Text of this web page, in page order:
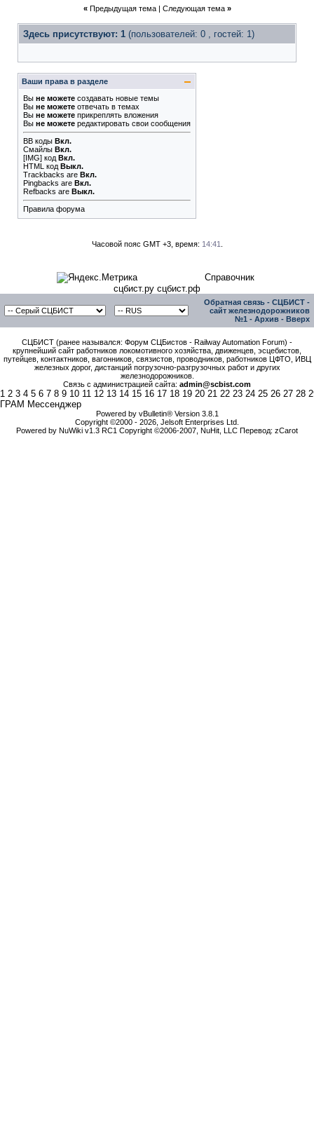
« Предыдущая тема| Следующая тема »
Здесь присутствуют: 1 (пользователей: 0 , гостей: 1)
Ваши права в разделе
Вы не можете создавать новые темы
Вы не можете отвечать в темах
Вы не можете прикреплять вложения
Вы не можете редактировать свои сообщения
BB коды Вкл.
Смайлы Вкл.
[IMG] код Вкл.
HTML код Выкл.
Trackbacks are Вкл.
Pingbacks are Вкл.
Refbacks are Выкл.
Правила форума
Часовой пояс GMT +3, время: 14:41
Справочник
сцбист.ру сцбист.рф
Обратная связь - СЦБИСТ -
сайт железнодорожников
№1 - Архив - Вверх
СЦБИСТ (ранее назывался: Форум СЦБистов - Railway Automation Forum) -
крупнейший сайт работников локомотивного хозяйства, движенцев, эсцебистов,
путейцев, контактников, вагонников, связистов, проводников, работников ЦФТО, ИВЦ
железных дорог, дистанций погрузочно-разгрузочных работ и других
железнодорожников.
Связь с администрацией сайта: admin@scbist.com
1 2 3 4 5 6 7 8 9 10 11 12 13 14 15 16 17 18 19 20 21 22 23 24 25 26 27 28
ГРАМ Мессенджер
Powered by vBulletin® Version 3.8.1
Copyright ©2000 - 2026, Jelsoft Enterprises Ltd.
Powered by NuWiki v1.3 RC1 Copyright ©2006-2007, NuHit, LLC Перевод: zCarot